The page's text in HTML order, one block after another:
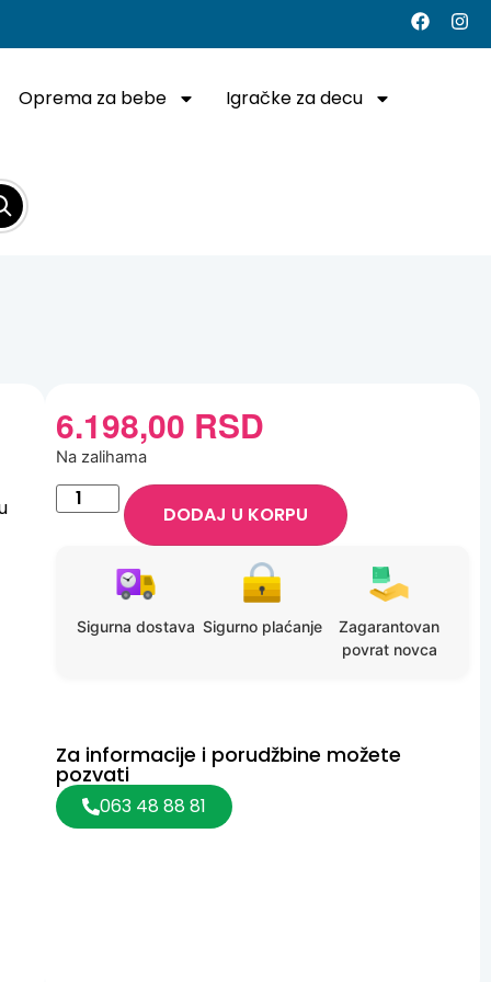
Oprema za bebe Igračke za decu
6.198,00 RSD
Na zalihama
DODAJ U KORPU
Sigurna dostava Sigurno plaćanje
Zagarantovan
povrat novca
Za informacije i porudžbine možete
pozvati
063 48 88 81